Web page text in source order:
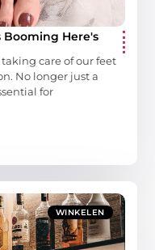
Booming Here's
care of our feet
No longer just a
for
WINKELEN